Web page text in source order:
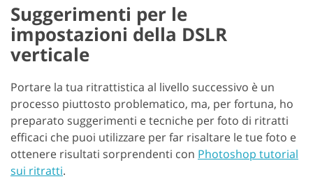
Suggerimenti per le
impostazioni della DSLR
verticale
Portare la tua ritrattistica al livello successivo è un
processo piuttosto problematico, ma, per fortuna, ho
preparato suggerimenti e tecniche per foto di ritratti
efficaci che puoi utilizzare per far risaltare le tue foto e
ottenere risultati sorprendenti con Photoshop tutorial
sui ritratti.